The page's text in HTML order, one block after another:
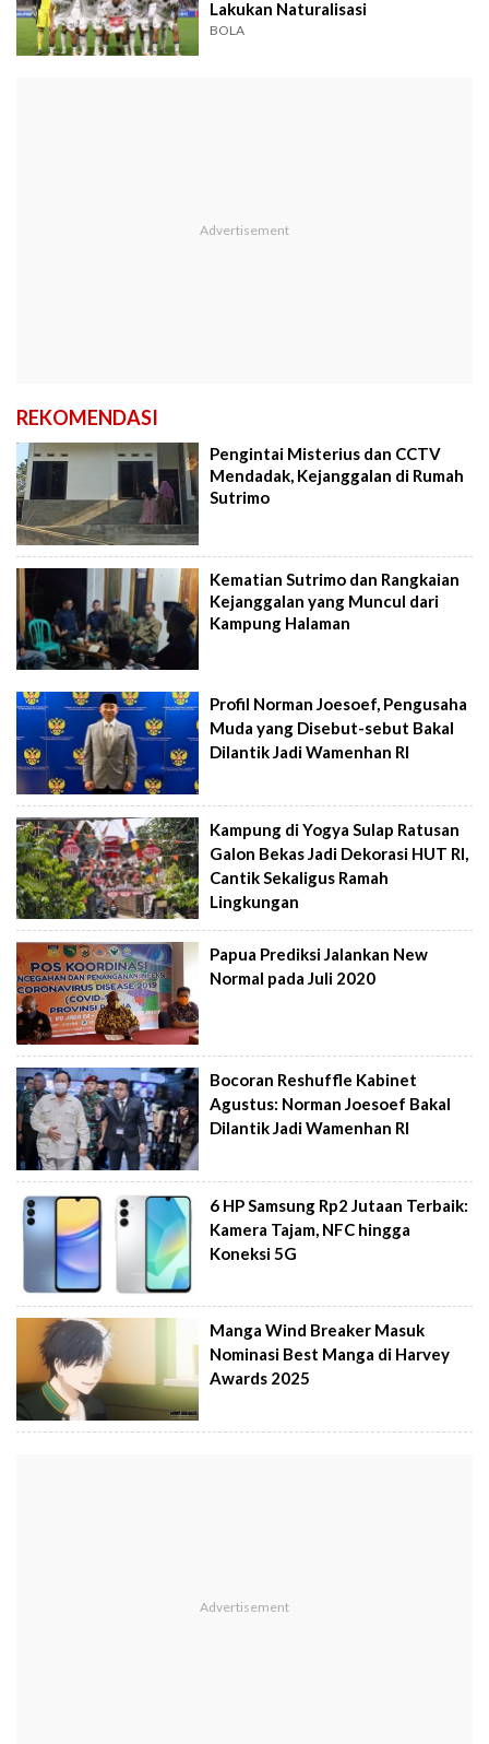
Lakukan Naturalisasi
BOLA
REKOMENDASI
Pengintai Misterius dan CCTV
Mendadak, Kejanggalan di Rumah
Sutrimo
Kematian Sutrimo dan Rangkaian
Kejanggalan yang Muncul dari
Kampung Halaman
Profil Norman Joesoef, Pengusaha
Muda yang Disebut-sebut Bakal
Dilantik Jadi Wamenhan RI
Kampung di Yogya Sulap Ratusan
Galon Bekas Jadi Dekorasi HUT RI,
Cantik Sekaligus Ramah
Lingkungan
Papua Prediksi Jalankan New
Normal pada Juli 2020
Bocoran Reshuffle Kabinet
Agustus: Norman Joesoef Bakal
Dilantik Jadi Wamenhan RI
6 HP Samsung Rp2 Jutaan Terbaik:
Kamera Tajam, NFC hingga
Koneksi 5G
Manga Wind Breaker Masuk
Nominasi Best Manga di Harvey
Awards 2025